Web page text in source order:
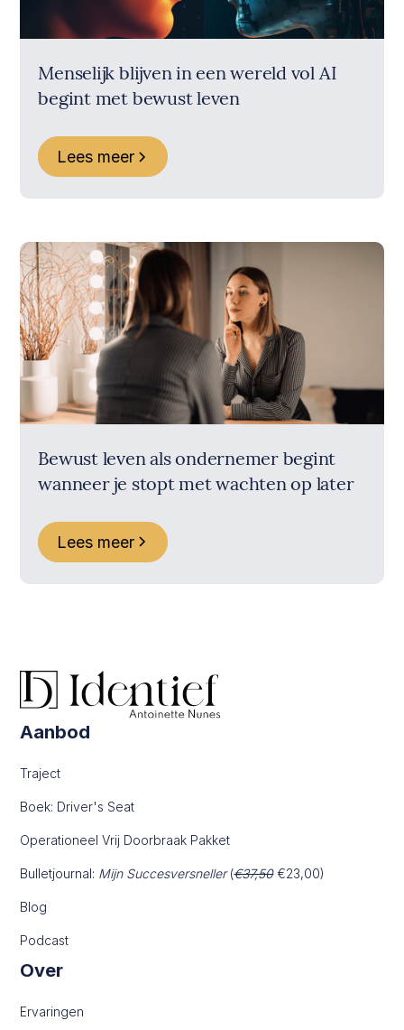
Menselijk blijven in een wereld vol AI
begint met bewust leven
Lees meer
Bewust leven als ondernemer begint
wanneer je stopt met wachten op later
Lees meer
Aanbod
Traject
Boek: Driver's Seat
Operationeel Vrij Doorbraak Pakket
Bulletjournal: Mijn Succesversneller(€37,50€23,00)
Blog
Podcast
Over
Ervaringen